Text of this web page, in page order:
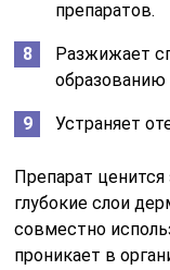
препаратов.
Разжижает
Устраняет
Препарат
глубокие слои
совместно
проникает в